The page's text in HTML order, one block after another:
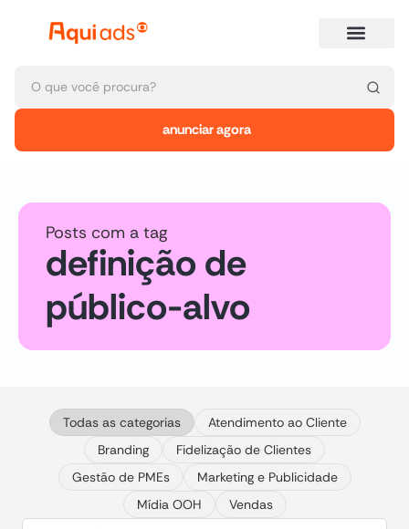
anunciar agora
Posts com a tag
definição de
público-alvo
Todas as categorias
Atendimento ao Cliente
Branding
Fidelização de Clientes
Gestão de PMEs
Marketing e Publicidade
Mídia OOH
Vendas